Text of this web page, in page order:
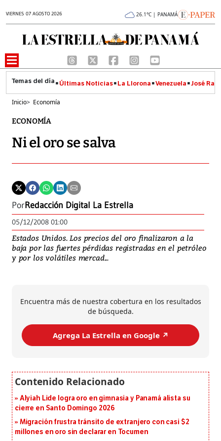
VIERNES 07 AGOSTO 2026 26.1°C | PANAMÁ
Últimas Noticias La Llorona Venezuela José
Inicio> Economía
ECONOMÍA
Ni el oro se salva
PorRedacción Digital La Estrella
05/12/2008 01:00
Estados Unidos. Los precios del oro finalizaron a la
baja por las fuertes pérdidas registradas en el petróleo
y por los volátiles mercad...
Encuentra más de nuestra cobertura en los resultados
de búsqueda.
Agrega La Estrella en Google ↗️
Alyiah Lide logra oro en gimnasia y Panamá alista su
cierre en Santo Domingo 2026
Migración frustra tránsito de extranjero con casi $2
millones en oro sin declarar en Tocumen